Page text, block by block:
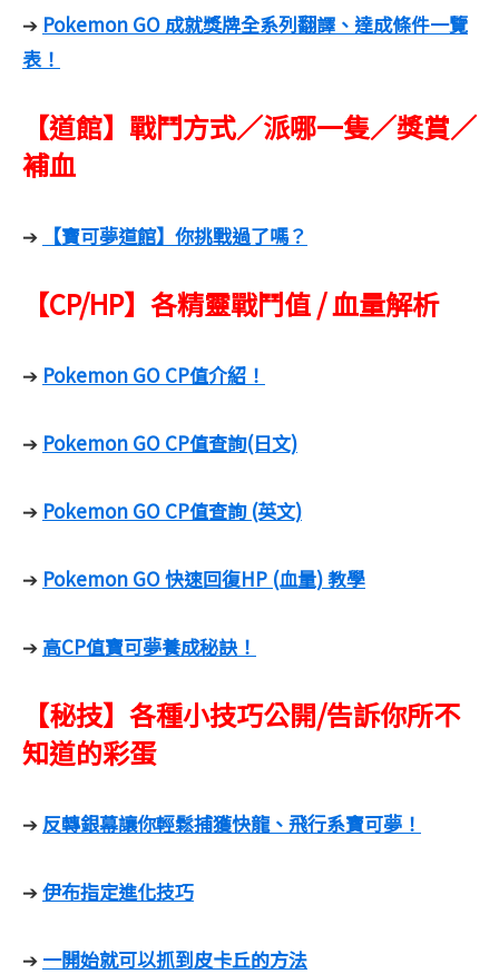
➔ Pokemon GO 成就獎牌全系列翻譯、達成條件一覽
表！
【道館】戰鬥方式／派哪一隻／獎賞／
補血
➔ 【寶可夢道館】你挑戰過了嗎？
【CP/HP】各精靈戰鬥值 / 血量解析
➔ Pokemon GO CP值介紹！
➔ Pokemon GO CP值查詢(日文)
➔ Pokemon GO CP值查詢 (英文)
➔ Pokemon GO 快速回復HP (血量) 教學
➔ 高CP值寶可夢養成秘訣！
【秘技】各種小技巧公開/告訴你所不
知道的彩蛋
➔ 反轉銀幕讓你輕鬆捕獲快龍、飛行系寶可夢！
➔伊布指定進化技巧
➔ 一開始就可以抓到皮卡丘的方法